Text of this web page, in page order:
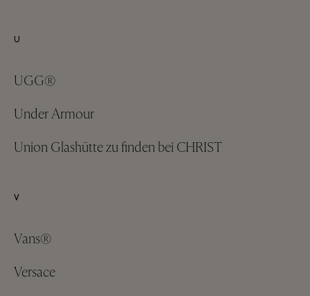
U
UGG®
Under Armour
Union Glashütte zu finden bei CHRIST
V
Vans®
Versace